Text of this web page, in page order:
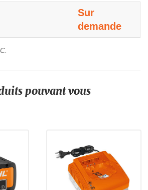
Sur
demande
pouvant vous